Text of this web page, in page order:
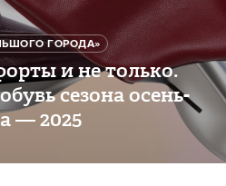
ГОРОДА»
и не только.
сезона осень-
— 2025